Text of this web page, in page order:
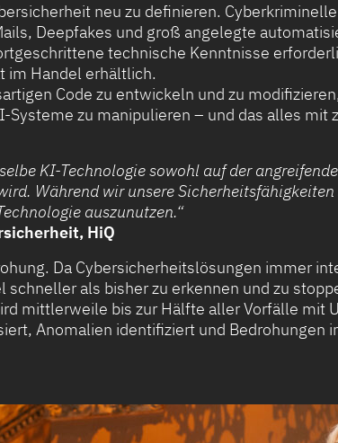
neu zu definieren.
Deepfakes und groß angelegte
technische Kenntnisse
im Handel erhältlich.
Code zu entwickeln und zu
Systeme zu manipulieren – und das alles mit
KI-Technologie sowohl auf der
Während wir unsere
auszunutzen.“
HiQ
Da Cybersicherheitslösungen immer
schneller als bisher zu erkennen und zu
mittlerweile bis zur Hälfte aller Vorfälle mit
Anomalien identifiziert und Bedrohungen